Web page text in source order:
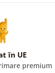
în UE
premium